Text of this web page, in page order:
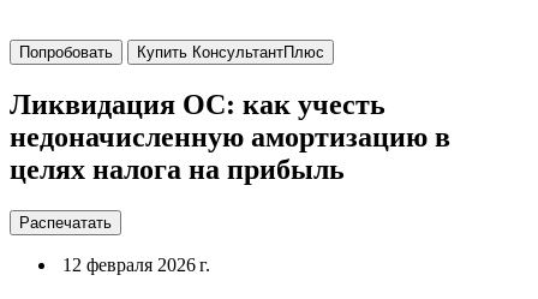
Попробовать Купить КонсультантПлюс
Ликвидация ОС: как учесть
недоначисленную амортизацию в
целях налога на прибыль
Распечатать
12 февраля 2026 г.